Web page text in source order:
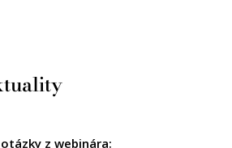
z webinára: